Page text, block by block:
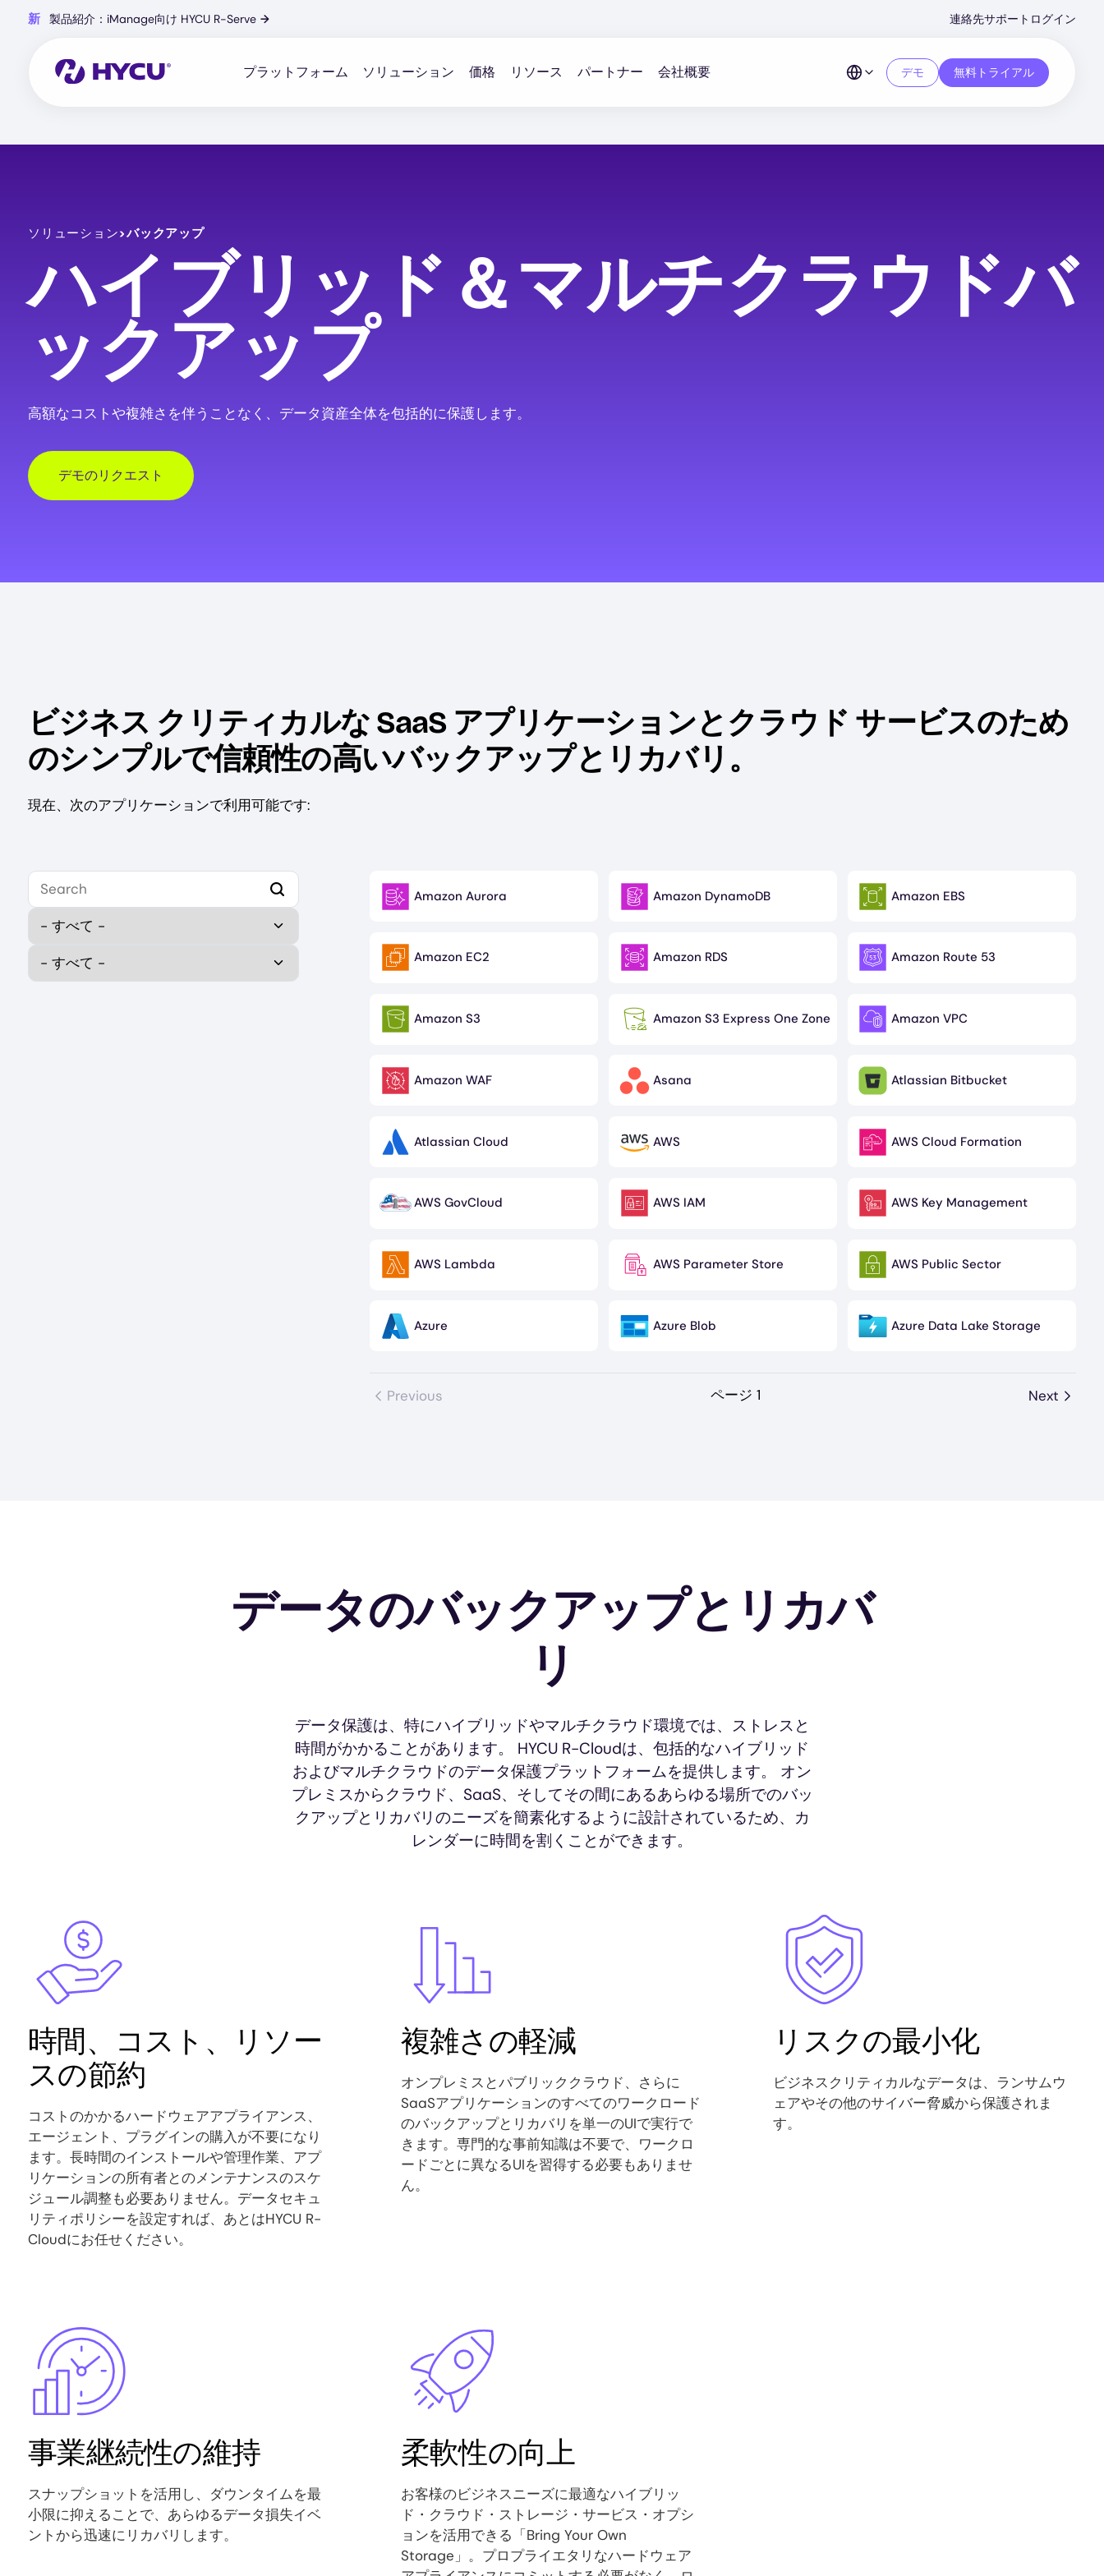
新 製品紹介：iManage向け HYCU R-Serve →
Menu
連絡先サポート ログイン
プラットフォーム ソリューション 価格 リソース パートナー 会社概要 デモ 無料トライアル
ソリューション>バックアップ
ハイブリッド＆マルチクラウドバ
ックアップ
高額なコストや複雑さを伴うことなく、データ資産全体を包括的に保護します。
デモのリクエスト
ビジネス クリティカルな SaaS アプリケーションとクラウド サービスのため
のシンプルで信頼性の高いバックアップとリカバリ。
現在、次のアプリケーションで利用可能です:
Select your first platform to get started.
Type
Publisher (field_publisher)
ImageAmazon Aurora ImageAmazon DynamoDB ImageAmazon EBS
ImageAmazon EC2 ImageAmazon RDS ImageAmazon Route 53
ImageAmazon S3 ImageAmazon S3 Express One Zone ImageAmazon VPC
ImageAmazon WAF ImageAsana ImageAtlassian Bitbucket
ImageAtlassian Cloud Image
AWS ImageAWS Cloud Formation
ImageAWS GovCloud ImageAWS IAM ImageAWS Key Management
ImageAWS Lambda ImageAWS Parameter Store ImageAWS Public Sector
Image
Azure ImageAzure Blob ImageAzure Data Lake Storage
Previous ページ 1 Next
データのバックアップとリカバ
リ
データ保護は、特にハイブリッドやマルチクラウド環境では、ストレスと
時間がかかることがあります。 HYCU R-Cloudは、包括的なハイブリッド
およびマルチクラウドのデータ保護プラットフォームを提供します。 オン
プレミスからクラウド、SaaS、そしてその間にあるあらゆる場所でのバッ
クアップとリカバリのニーズを簡素化するように設計されているため、カ
レンダーに時間を割くことができます。
時間、コスト、リソー
スの節約
コストのかかるハードウェアアプライアンス、
エージェント、プラグインの購入が不要になり
ます。長時間のインストールや管理作業、アプ
リケーションの所有者とのメンテナンスのスケ
ジュール調整も必要ありません。データセキュ
リティポリシーを設定すれば、あとはHYCU R-
Cloudにお任せください。
複雑さの軽減
オンプレミスとパブリッククラウド、さらに
SaaSアプリケーションのすべてのワークロード
のバックアップとリカバリを単一のUIで実行で
きます。専門的な事前知識は不要で、ワークロ
ードごとに異なるUIを習得する必要もありませ
ん。
Image
リスクの最小化
ビジネスクリティカルなデータは、ランサムウ
ェアやその他のサイバー脅威から保護されま
す。
Image
事業継続性の維持
スナップショットを活用し、ダウンタイムを最
小限に抑えることで、あらゆるデータ損失イベ
ントから迅速にリカバリします。
柔軟性の向上
お客様のビジネスニーズに最適なハイブリッ
ド・クラウド・ストレージ・サービス・オプシ
ョンを活用できる「Bring Your Own
Storage」。プロプライエタリなハードウェア